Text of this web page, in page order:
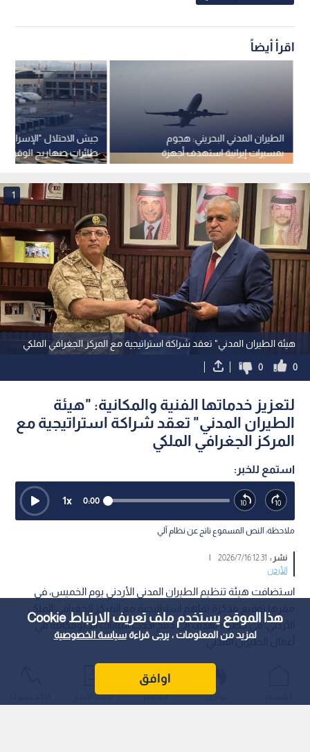
هذا الموقع يستخدم ملف تعريف الارتباط Cookie
لمزيد من المعلومات ، يرجى قراءةسياسة الخصوصية
اوافق
اقرأ أيضاً
جيش الاحتلال
طائرات صهاريج الوقود
قواعده الجوية
الطيران المدني البحريني: هجوم
بمسيرات إيرانية استهدف أجهزة
الملاحة الجوية المدنية
هيئة الطيران المدني" تعقد شراكة استراتيجية مع المركز الجغرافي الملكي
1
0
0
لتعزيز خدماتها الفنية والمكانية: "هيئة
الطيران المدني" تعقد شراكة استراتيجية مع
المركز الجغرافي الملكي
استمع للخبر:
0:00
1x
ملاحظة: النص المسموع ناتج عن نظام آلي
نشر : 12:31 2026/7/16
|
الأردن
استضافت هيئة تنظيم الطيران المدني الأردني يوم الخميس، في
الأردني، في خطوة تهدف إلى دمج أحدث البيانات الجيومكانية في
أعمال الطيران المدني.
عواجل المباشر أحدث الأخبار